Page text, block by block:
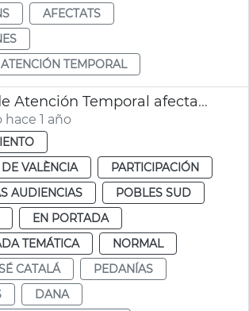
AFECTATS
TEMPORAL
Oficinas de Atención Temporal afectados dana pedanias
1 año
VALÈNCIA
PARTICIPACIÓN
AUDIENCIAS
POBLES SUD
EN PORTADA
TEMÁTICA
NORMAL
CATALÁ
PEDANÍAS
DANA